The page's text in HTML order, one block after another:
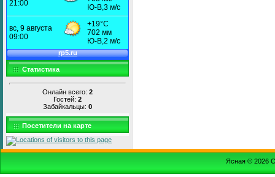
Статистика
Онлайн всего: 2
Гостей: 2
Забайкальцы: 0
Посетители на карте
Ясная © 2026